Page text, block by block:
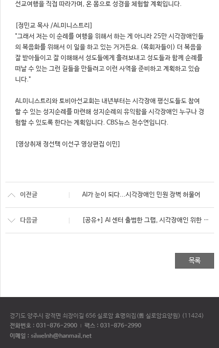
선교여행을 직접 따라가며, 온 몸으로 성경을 체험할 계획입니다.
[정민교 목사 /AL미니스트리]
"그래서 저는 이 순례를 여행을 위해서 하는 게 아니라 25만 시각장애인들
의 복음화를 위해서 이 일을 하고 있는 거거든요. (목회자들이) 더 복음을
잘 받아들이고 잘 이해해서 성도들에게 흘려보내고 성도들과 함께 순례를
떠날 수 있는 그런 길들을 만들려고 이런 사역을 준비하고 계획하고 있습
니다."
AL미니스트리와 토비아선교회는 내년부터는 시각장애 평신도들도 참여
할 수 있는 성지순례를 마련해 성지순례의 유익함을 시각장애인 누구나 경
험할 수 있도록 한다는 계획입니다. CBS뉴스 천수연입니다.
[영상취재 정선택 이선구 영상편집 이민]
이전글 AI가 눈이 되다...시각장애인 민원 장벽 허물어
다음글 [공유+] AI 센터 출범한 그랩, 시각장애인 위한 음성 비서 기능 도입한다
목록
경기도 양주시 광적면 쇠장이길 656 실로암 효명의집(舊 실로암요양원) (11424)
전화번호 : 031-876-2900
팩스 : 031-876-2990
이메일 : silwelnh@hanmail.net